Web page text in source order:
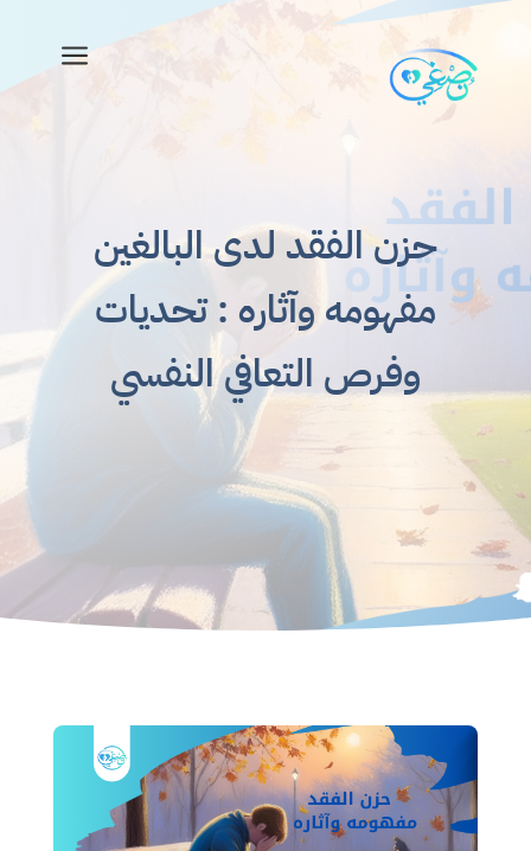
a
حزن الفقد لدى البالغين
مفهومه وآثاره : تحديات
وفرص التعافي النفسي